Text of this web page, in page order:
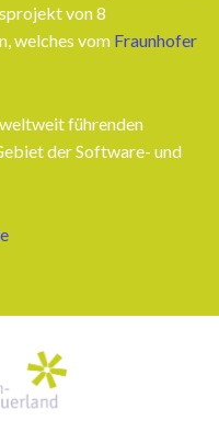
von 8
welches vom Fraunhofer
führenden
der Software- und